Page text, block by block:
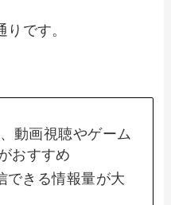
です。
動画視聴やゲーム
おすすめ
できる情報量が大